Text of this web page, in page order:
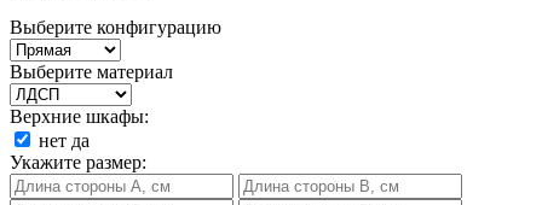
Выберите конфигурацию
Выберите материал
Верхние шкафы:
нет да
Укажите размер: